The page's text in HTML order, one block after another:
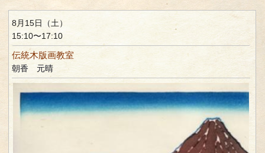
8月15日（土）
15:10〜17:10
伝統木版画教室
朝香 元晴